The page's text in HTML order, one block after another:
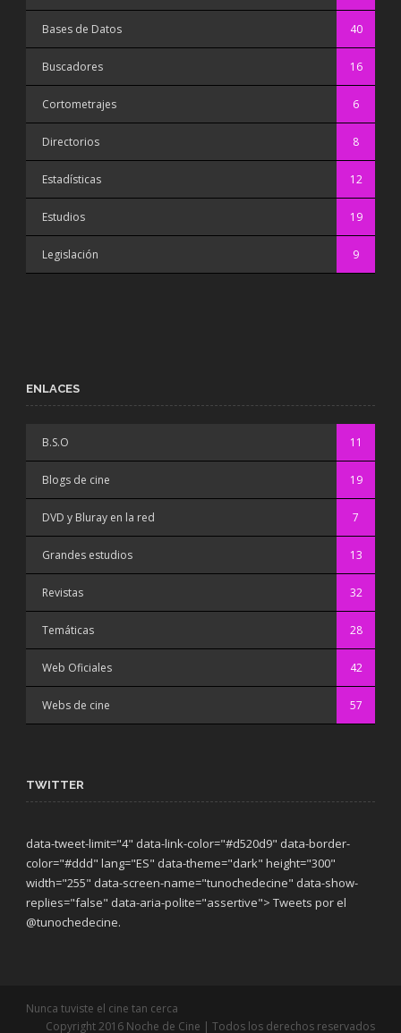
Bases de Datos 40
Buscadores 16
Cortometrajes 6
Directorios 8
Estadísticas 12
Estudios 19
Legislación 9
ENLACES
B.S.O 11
Blogs de cine 19
DVD y Bluray en la red 7
Grandes estudios 13
Revistas 32
Temáticas 28
Web Oficiales 42
Webs de cine 57
TWITTER
data-tweet-limit="4" data-link-color="#d520d9" data-border-
color="#ddd" lang="ES" data-theme="dark" height="300"
width="255" data-screen-name="tunochedecine" data-show-
replies="false" data-aria-polite="assertive"> Tweets por el
@tunochedecine.
Nunca tuviste el cine tan cerca
Copyright 2016 Noche de Cine | Todos los derechos reservados